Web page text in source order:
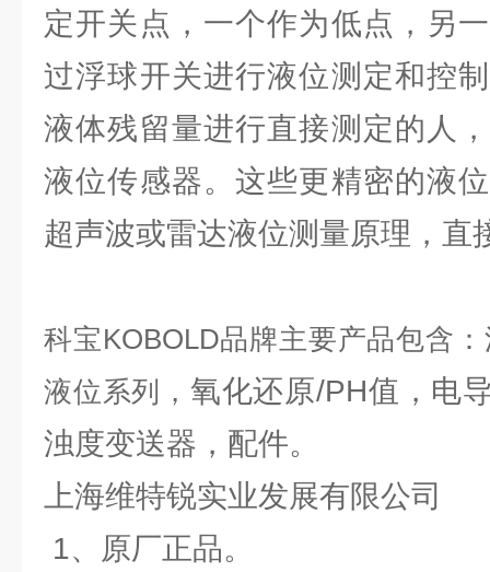
定开关点，一个作为低点，另
过浮球开关进行液位测定和控
液体残留量进行直接测定的人
液位传感器。这些更精密的液
超声波或雷达液位测量原理，直
科宝KOBOLD品牌主要产品包含
液位系列， 氧化还原/PH值，电
浊度变送器，配件。
上海维特锐实业发展有限公司
1、原厂正品。